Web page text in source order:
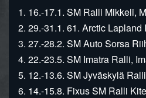
1. 16.-17.1. SM Ralli Mikkeli,
2. 29.-31.1. 61. Arctic Lapland
3. 27.-28.2. SM Auto Sorsa
4. 22.-23.5. SM Imatra Ralli,
5. 12.-13.6. SM Jyväskylä
6. 14.-15.8. Fixus SM Ralli